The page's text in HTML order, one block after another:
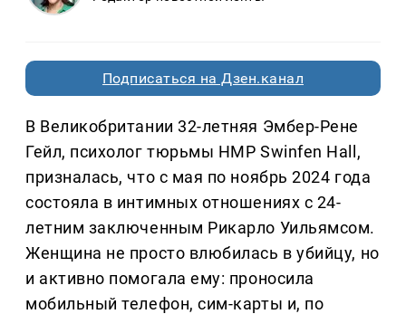
Подписаться на Дзен.канал
В Великобритании 32-летняя Эмбер-Рене
Гейл, психолог тюрьмы HMP Swinfen Hall,
призналась, что с мая по ноябрь 2024 года
состояла в интимных отношениях с 24-
летним заключенным Рикарло Уильямсом.
Женщина не просто влюбилась в убийцу, но
и активно помогала ему: проносила
мобильный телефон, сим-карты и, по